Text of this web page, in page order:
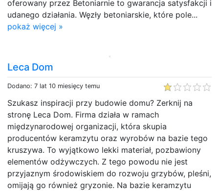
oferowany przez Betoniarnie to gwarancja satysfakcji i
udanego działania. Węzły betoniarskie, które pole...
pokaż więcej »
Leca Dom
Dodano: 7 lat 10 miesięcy temu
Szukasz inspiracji przy budowie domu? Zerknij na
stronę Leca Dom. Firma działa w ramach
międzynarodowej organizacji, która skupia
producentów keramzytu oraz wyrobów na bazie tego
kruszywa. To wyjątkowo lekki materiał, pozbawiony
elementów odżywczych. Z tego powodu nie jest
przyjaznym środowiskiem do rozwoju grzybów, pleśni,
omijają go również gryzonie. Na bazie keramzytu